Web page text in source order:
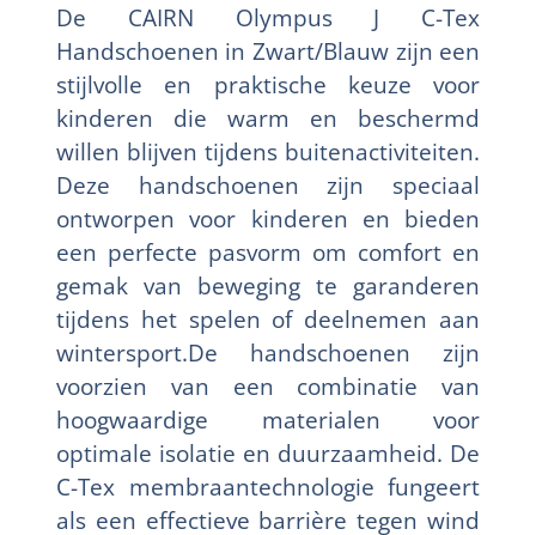
De CAIRN Olympus J C-Tex
Handschoenen in Zwart/Blauw zijn een
stijlvolle en praktische keuze voor
kinderen die warm en beschermd
willen blijven tijdens buitenactiviteiten.
Deze handschoenen zijn speciaal
ontworpen voor kinderen en bieden
een perfecte pasvorm om comfort en
gemak van beweging te garanderen
tijdens het spelen of deelnemen aan
wintersport.De handschoenen zijn
voorzien van een combinatie van
hoogwaardige materialen voor
optimale isolatie en duurzaamheid. De
C-Tex membraantechnologie fungeert
als een effectieve barrière tegen wind